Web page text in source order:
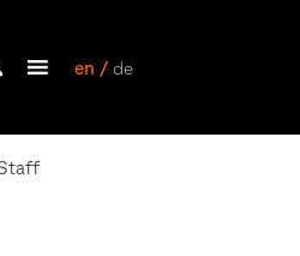
en / de